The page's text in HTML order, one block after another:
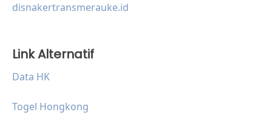
disnakertransmerauke.id
Link Alternatif
Data HK
Togel Hongkong